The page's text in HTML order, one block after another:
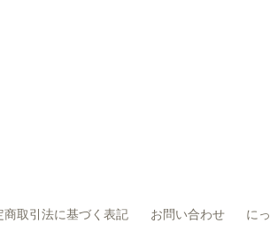
商取引法に基づく表記 お問い合わせ に